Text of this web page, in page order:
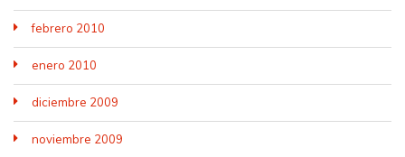
febrero 2010
enero 2010
diciembre 2009
noviembre 2009